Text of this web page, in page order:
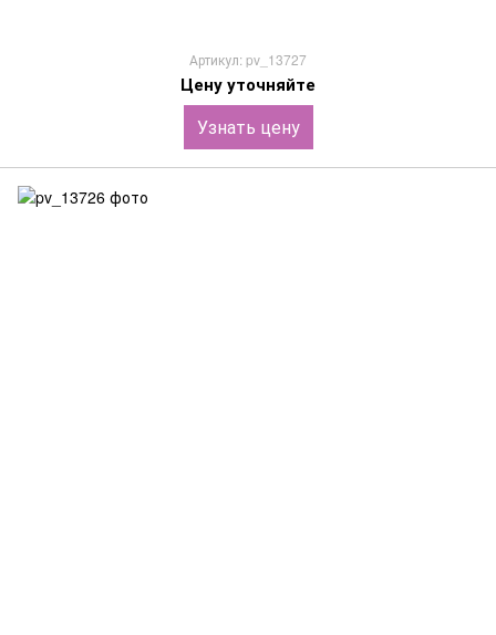
Артикул: pv_13727
Цену уточняйте
Узнать цену